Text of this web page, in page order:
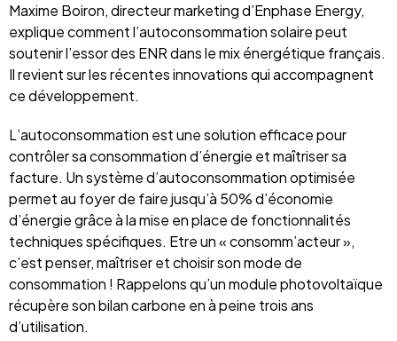
Maxime Boiron, directeur marketing d’Enphase Energy,
explique comment l’autoconsommation solaire peut
soutenir l’essor des ENR dans le mix énergétique français.
Il revient sur les récentes innovations qui accompagnent
ce développement.
L’autoconsommation est une solution efficace pour
contrôler sa consommation d’énergie et maîtriser sa
facture. Un système d’autoconsommation optimisée
permet au foyer de faire jusqu’à 50% d’économie
d’énergie grâce à la mise en place de fonctionnalités
techniques spécifiques. Etre un « consomm’acteur »,
c’est penser, maîtriser et choisir son mode de
consommation ! Rappelons qu’un module photovoltaïque
récupère son bilan carbone en à peine trois ans
d’utilisation.